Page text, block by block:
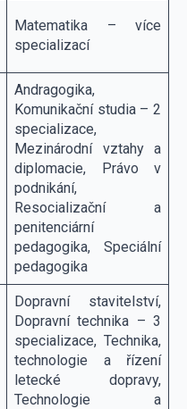
Matematika – více
specializací
Andragogika,
Komunikační studia – 2
specializace,
Mezinárodní vztahy a
diplomacie, Právo v
podnikání,
Resocializační a
penitenciární
pedagogika, Speciální
pedagogika
Dopravní stavitelství,
Dopravní technika – 3
specializace, Technika,
technologie a řízení
letecké dopravy,
Technologie a